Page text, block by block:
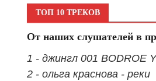
ТОП 10 ТРЕКОВ
От наших слушателей в
1 - джингл 001 BODROE
2 - ольга краснова - реки